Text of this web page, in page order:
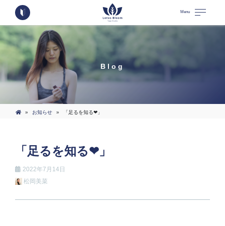
Menu
Blog
» お知らせ » 「足るを知る❤︎」
「足るを知る❤︎」
2022年7月14日
松岡美菜